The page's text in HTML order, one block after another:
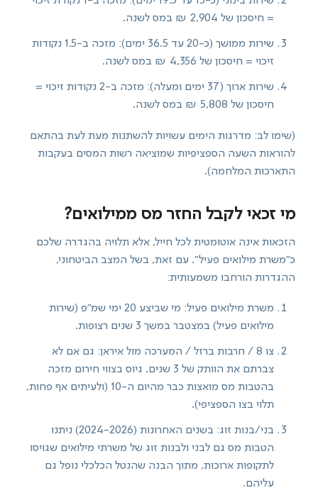
= חיסכון של 2,904 ₪ במס לשנה.
שירות ממושך (כ-20 עד 36.5 ימים): מזכה ב-1.5 נקודות
זיכוי = חיסכון של 4,356 ₪ במס לשנה.
שירות ארוך (37 ימים ומעלה): מזכה ב-2 נקודות זיכוי =
חיסכון של 5,808 ₪ במס לשנה.
(שימו לב: מדרגות הימים עשויות להשתנות מעת לעת בהתאם
להוראות השעה הספציפיות שמוציאה רשות המסים בעקבות
התארכות המלחמה).
מי זכאי לקבל החזר מס ממילואים?
הזכאות אינה אוטומטית לכל חייל, אלא תלויה בהגדרה שלכם
כ"משרת מילואים פעיל". עם זאת, בשל המצב הביטחוני,
ההגדרות הורחבו משמעותית:
משרת מילואים פעיל: מי שביצע 20 ימי שמ"פ (שירות
מילואים פעיל) במצטבר במשך 3 שנים רצופות.
צו 8 / חרבות ברזל / המערכה מול איראן: גם אם לא
צברתם את הוותק של 3 שנים, גיוס בצווי חירום מזכה
בהטבות מס מואצות כבר מהיום ה-10 (ולעיתים אף פחות,
תלוי בצו הספציפי).
בני/בנות זוג: בשנים האחרונות (2024-2026) ניתנו
הטבות מס גם לבני ולבנות זוג של משרתי מילואים שגויסו
לתקופות ארוכות, מתוך הבנה שהנטל הכלכלי נופל גם
עליהם.